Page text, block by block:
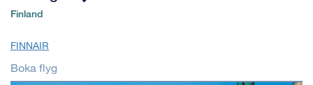
Finland
FINNAIR
Boka flyg